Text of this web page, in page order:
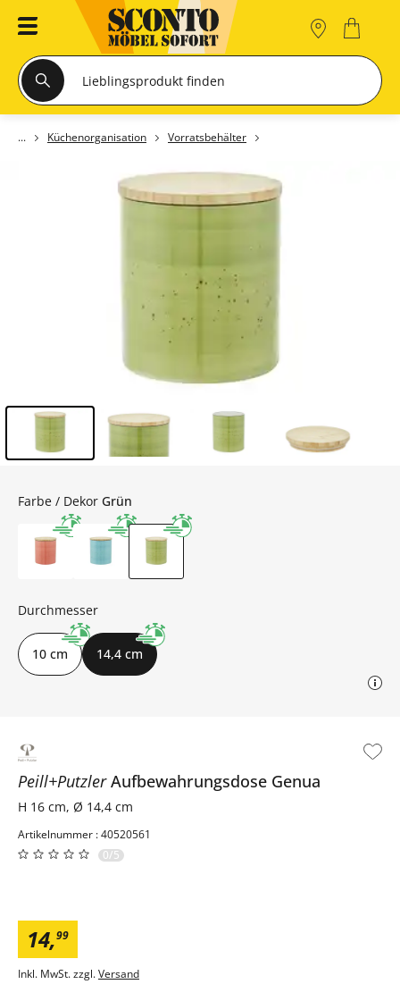
Küchenorganisation Vorratsbehälter
Peill+PutzlerAufbewahrungsdose Genua
H 16 cm, Ø 14,4 cm
Artikelnummer : 40520561
0/5
14,99
Inkl. MwSt. zzgl.Versand
Farbe / Dekor Grün
Durchmesser
10 cm 14,4 cm